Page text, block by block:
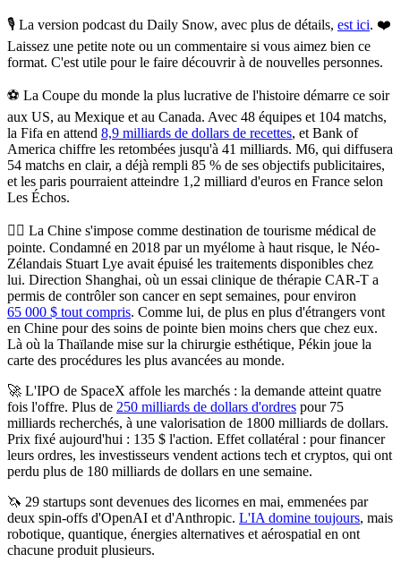
🎙️ La version podcast du Daily Snow, avec plus de détails, est ici. ❤️
Laissez une petite note ou un commentaire si vous aimez bien ce
format. C'est utile pour le faire découvrir à de nouvelles personnes.
⚽️ La Coupe du monde la plus lucrative de l'histoire démarre ce soir
aux US, au Mexique et au Canada. Avec 48 équipes et 104 matchs,
la Fifa en attend 8,9 milliards de dollars de recettes, et Bank of
America chiffre les retombées jusqu'à 41 milliards. M6, qui diffusera
54 matchs en clair, a déjà rempli 85 % de ses objectifs publicitaires,
et les paris pourraient atteindre 1,2 milliard d'euros en France selon
Les Échos.
👩‍⚕️ La Chine s'impose comme destination de tourisme médical de
pointe. Condamné en 2018 par un myélome à haut risque, le Néo-
Zélandais Stuart Lye avait épuisé les traitements disponibles chez
lui. Direction Shanghai, où un essai clinique de thérapie CAR-T a
permis de contrôler son cancer en sept semaines, pour environ
65 000 $ tout compris. Comme lui, de plus en plus d'étrangers vont
en Chine pour des soins de pointe bien moins chers que chez eux.
Là où la Thaïlande mise sur la chirurgie esthétique, Pékin joue la
carte des procédures les plus avancées au monde.
🚀 L'IPO de SpaceX affole les marchés : la demande atteint quatre
fois l'offre. Plus de 250 milliards de dollars d'ordres pour 75
milliards recherchés, à une valorisation de 1800 milliards de dollars.
Prix fixé aujourd'hui : 135 $ l'action. Effet collatéral : pour financer
leurs ordres, les investisseurs vendent actions tech et cryptos, qui ont
perdu plus de 180 milliards de dollars en une semaine.
🦄 29 startups sont devenues des licornes en mai, emmenées par
deux spin-offs d'OpenAI et d'Anthropic. L'IA domine toujours, mais
robotique, quantique, énergies alternatives et aérospatial en ont
chacune produit plusieurs.